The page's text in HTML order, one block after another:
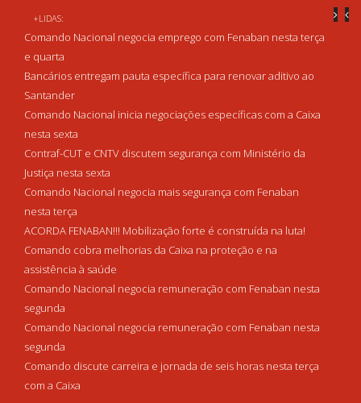
+LIDAS:
Comando Nacional negocia emprego com Fenaban nesta terça
e quarta
Bancários entregam pauta específica para renovar aditivo ao
Santander
Comando Nacional inicia negociações específicas com a Caixa
nesta sexta
Contraf-CUT e CNTV discutem segurança com Ministério da
Justiça nesta sexta
Comando Nacional negocia mais segurança com Fenaban
nesta terça
ACORDA FENABAN!!! Mobilização forte é construída na luta!
Comando cobra melhorias da Caixa na proteção e na
assistência à saúde
Comando Nacional negocia remuneração com Fenaban nesta
segunda
Comando Nacional negocia remuneração com Fenaban nesta
segunda
Comando discute carreira e jornada de seis horas nesta terça
com a Caixa